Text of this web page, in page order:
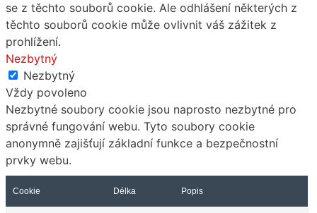
se z těchto souborů cookie. Ale odhlášení některých z
těchto souborů cookie může ovlivnit váš zážitek z
prohlížení.
Nezbytný
Nezbytný
Vždy povoleno
Nezbytné soubory cookie jsou naprosto nezbytné pro
správné fungování webu. Tyto soubory cookie
anonymně zajišťují základní funkce a bezpečnostní
prvky webu.
Cookie Délka Popis